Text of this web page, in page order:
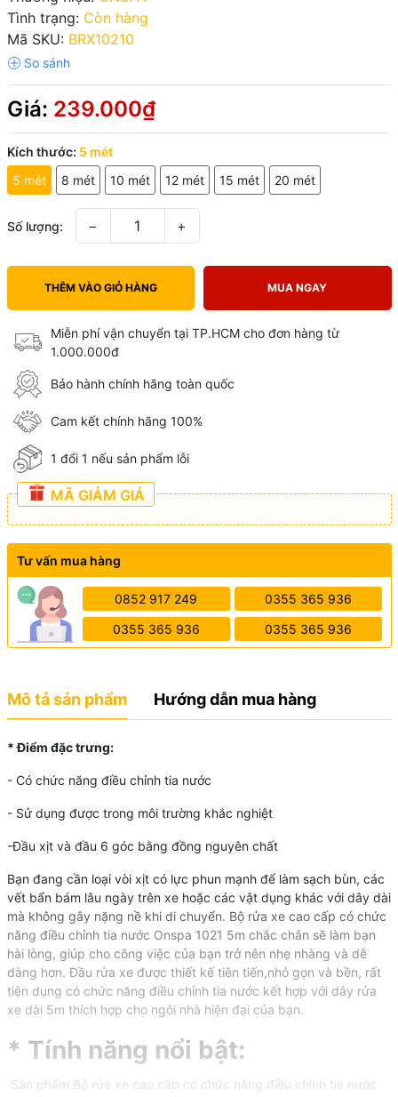
Tình trạng: Còn hàng
Mã SKU: BRX10210
Giá: 239.000₫
Kích thước: 5 mét
5 mét
8 mét 10 mét 12 mét 15 mét 20 mét
Số lượng: − +
THÊM VÀO GIỎ HÀNG MUA NGAY
Miễn phí vận chuyển tại TP.HCM cho đơn hàng từ
1.000.000đ
Bảo hành chính hãng toàn quốc
Cam kết chính hãng 100%
1 đổi 1 nếu sản phẩm lỗi
MÃ GIẢM GIÁ
Tư vấn mua hàng
0852 917 249 0355 365 936
0355 365 936 0355 365 936
Mô tả sản phẩm Hướng dẫn mua hàng
* Điểm đặc trưng:
- Có chức năng điều chỉnh tia nước
- Sử dụng được trong môi trường khắc nghiệt
-Đầu xịt và đầu 6 góc bằng đồng nguyên chất
Bạn đang cần loại vòi xịt có lực phun mạnh để làm sạch bùn, các
vết bẩn bám lâu ngày trên xe hoặc các vật dụng khác với dây dài
mà không gây nặng nề khi di chuyển. Bộ rửa xe cao cấp có chức
năng điều chỉnh tia nước Onspa 1021 5m chắc chắn sẽ làm bạn
hài lòng, giúp cho công việc của bạn trở nên nhẹ nhàng và dễ
dàng hơn. Đầu rửa xe được thiết kế tiên tiến,nhỏ gọn và bền, rất
tiện dụng có chức năng điều chỉnh tia nước kết hợp với dây rửa
xe dài 5m thích hợp cho ngôi nhà hiện đại của bạn.
* Tính năng nổi bật:
Sản phẩm Bộ rửa xe cao cấp có chức năng điều chỉnh tia nước